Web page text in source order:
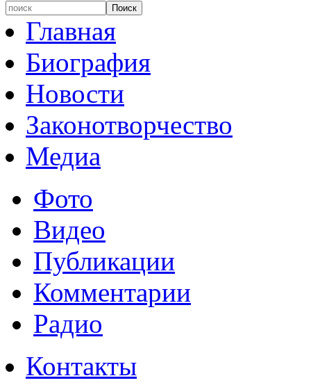
Поиск
Главная
Биография
Новости
Законотворчество
Медиа
Фото
Видео
Публикации
Комментарии
Радио
Контакты